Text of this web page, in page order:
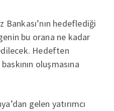
hedeflediği
bu orana ne kadar
Hedeften
oluşmasına
gelen yatırımcı